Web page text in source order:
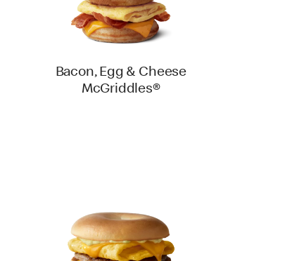
Bacon, Egg & Cheese
McGriddles®